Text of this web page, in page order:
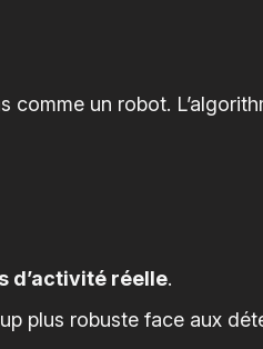
un robot.
d’activité réelle.
plus robuste face aux